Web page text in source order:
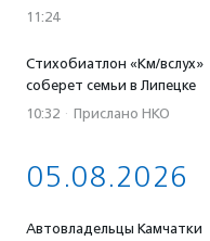
11:24
Стихобиатлон «Км/вслух»
соберет семьи в Липецке
10:32 · Прислано НКО
05.08.2026
Автовладельцы Камчатки